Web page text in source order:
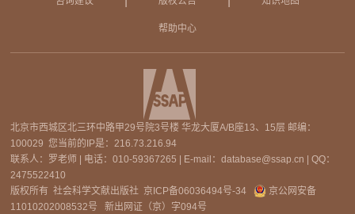
帮助中心
北京市西城区北三环中路甲29号院3号楼 华龙大厦A/B座13、15层 邮编：
100029 您当前的IP是： 216.73.216.94
联系人：罗老师 | 电话：010-59367265 | E-mail：database@ssap.cn | QQ：
2475522410
版权所有 社会科学文献出版社 京ICP备06036494号-34
京公网安备
11010202008532号
新出网证（京）字094号